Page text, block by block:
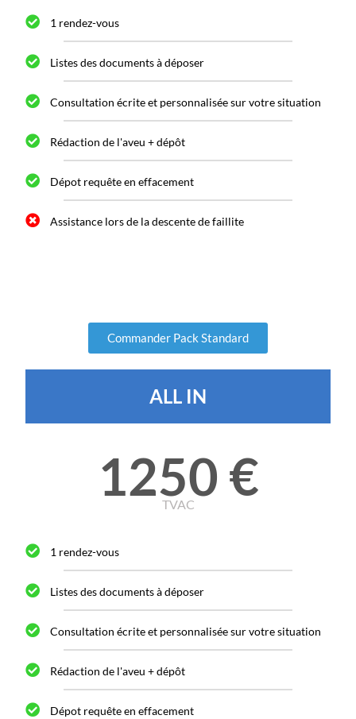
1 rendez-vous
Listes des documents à déposer
Consultation écrite et personnalisée sur votre situation
Rédaction de l'aveu + dépôt
Dépot requête en effacement
Assistance lors de la descente de faillite
Commander Pack Standard
ALL IN
1250 €
TVAC
1 rendez-vous
Listes des documents à déposer
Consultation écrite et personnalisée sur votre situation
Rédaction de l'aveu + dépôt
Dépot requête en effacement